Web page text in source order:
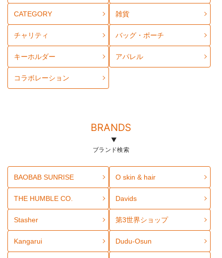
CATEGORY 雑貨
チャリティ バッグ・ポーチ
キーホルダー アパレル
コラボレーション
BRANDS
ブランド検索
BAOBAB SUNRISE O skin & hair
THE HUMBLE CO. Davids
Stasher 第3世界ショップ
Kangarui Dudu-Osun